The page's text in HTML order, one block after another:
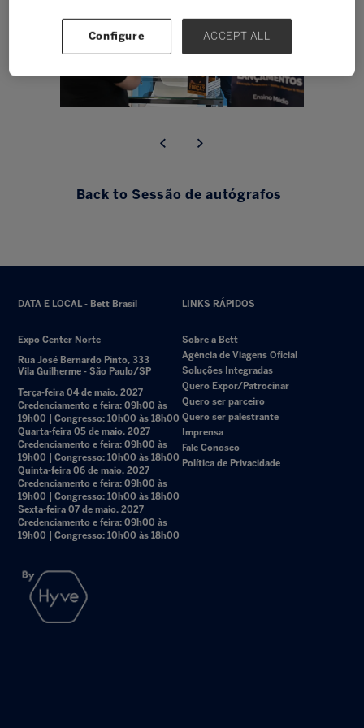
Back to Sessão de autógrafos
DATA E LOCAL - Bett Brasil
Expo Center Norte
Rua José Bernardo Pinto, 333
Vila Guilherme - São Paulo/SP
Terça-feira 04 de maio, 2027
Credenciamento e feira: 09h00 às
19h00 | Congresso: 10h00 às 18h00
Quarta-feira 05 de maio, 2027
Credenciamento e feira: 09h00 às
19h00 | Congresso: 10h00 às 18h00
Quinta-feira 06 de maio, 2027
Credenciamento e feira: 09h00 às
19h00 | Congresso: 10h00 às 18h00
Sexta-feira 07 de maio, 2027
Credenciamento e feira: 09h00 às
19h00 | Congresso: 10h00 às 18h00
LINKS RÁPIDOS
Sobre a Bett
Agência de Viagens Oficial
Soluções Integradas
Quero Expor/Patrocinar
Quero ser parceiro
Quero ser palestrante
Imprensa
Fale Conosco
Política de Privacidade
Configure ACCEPT ALL